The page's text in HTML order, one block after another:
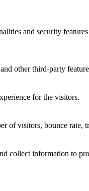
and security
other third-party
for the visitors.
of visitors, bounce rate,
collect information to